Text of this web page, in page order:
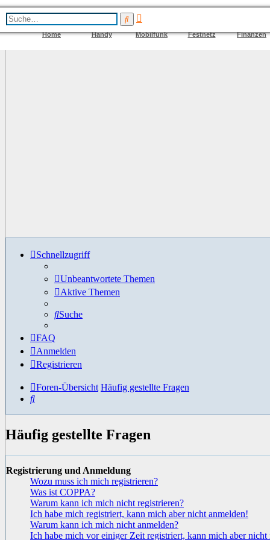
Home Handy Mobilfunk Festnetz Finanzen
Suche
Schnellzugriff
Unbeantwortete Themen
Aktive Themen
Suche
FAQ
Anmelden
Registrieren
Foren-Übersicht Häufig gestellte Fragen
Suche
Häufig gestellte Fragen
Registrierung und Anmeldung
Wozu muss ich mich registrieren?
Was ist COPPA?
Warum kann ich mich nicht registrieren?
Ich habe mich registriert, kann mich aber nicht anmelden!
Warum kann ich mich nicht anmelden?
Ich habe mich vor einiger Zeit registriert, kann mich aber nicht